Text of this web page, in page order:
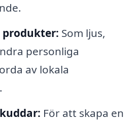
produkter: Som ljus,
personliga
av lokala
För att skapa en